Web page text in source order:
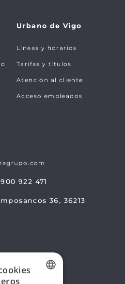
Urbano de Vigo
Líneas y horarios
Tarifas y títulos
Atención al cliente
Acceso empleados
922 471
36, 36213